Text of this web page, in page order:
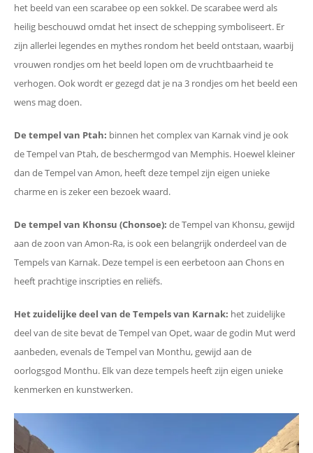
het beeld van een scarabee op een sokkel. De scarabee werd als
heilig beschouwd omdat het insect de schepping symboliseert. Er
zijn allerlei legendes en mythes rondom het beeld ontstaan, waarbij
vrouwen rondjes om het beeld lopen om de vruchtbaarheid te
verhogen. Ook wordt er gezegd dat je na 3 rondjes om het beeld een
wens mag doen.
De tempel van Ptah: binnen het complex van Karnak vind je ook
de Tempel van Ptah, de beschermgod van Memphis. Hoewel kleiner
dan de Tempel van Amon, heeft deze tempel zijn eigen unieke
charme en is zeker een bezoek waard.
De tempel van Khonsu (Chonsoe): de Tempel van Khonsu, gewijd
aan de zoon van Amon-Ra, is ook een belangrijk onderdeel van de
Tempels van Karnak. Deze tempel is een eerbetoon aan Chons en
heeft prachtige inscripties en reliëfs.
Het zuidelijke deel van de Tempels van Karnak: het zuidelijke
deel van de site bevat de Tempel van Opet, waar de godin Mut werd
aanbeden, evenals de Tempel van Monthu, gewijd aan de
oorlogsgod Monthu. Elk van deze tempels heeft zijn eigen unieke
kenmerken en kunstwerken.